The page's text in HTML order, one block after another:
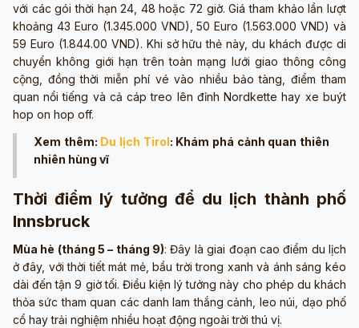
với các gói thời hạn 24, 48 hoặc 72 giờ. Giá tham khảo lần lượt
khoảng 43 Euro (1.345.000 VND), 50 Euro (1.563.000 VND) và
59 Euro (1.844.00 VND). Khi sở hữu thẻ này, du khách được di
chuyển không giới hạn trên toàn mạng lưới giao thông công
cộng, đồng thời miễn phí vé vào nhiều bảo tàng, điểm tham
quan nổi tiếng và cả cáp treo lên đỉnh Nordkette hay xe buýt
hop on hop off.
Xem thêm: Du lịch Tirol: Khám phá cảnh quan thiên
nhiên hùng vĩ
Thời điểm lý tưởng để du lịch thành phố
Innsbruck
Mùa hè (tháng 5 – tháng 9): Đây là giai đoạn cao điểm du lịch
ở đây, với thời tiết mát mẻ, bầu trời trong xanh và ánh sáng kéo
dài đến tận 9 giờ tối. Điều kiện lý tưởng này cho phép du khách
thỏa sức tham quan các danh lam thắng cảnh, leo núi, dạo phố
cổ hay trải nghiệm nhiều hoạt động ngoài trời thú vị.